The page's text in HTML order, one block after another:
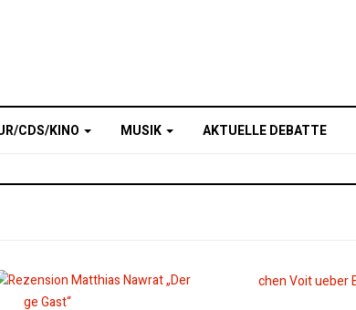
CDS/KINO MUSIK AKTUELLE DEBATTE